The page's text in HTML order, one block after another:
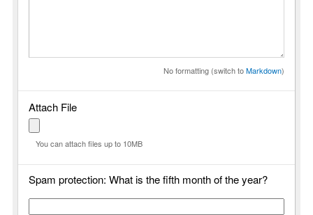
No formatting (switch toMarkdown)
Attach File
You can attach files up to 10MB
Spam protection: What is the fifth month of the year?